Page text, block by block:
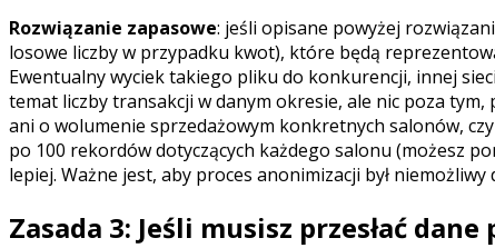
Rozwiązanie zapasowe: jeśli opisane powyżej
losowe liczby w przypadku kwot), które będą
Ewentualny wyciek takiego pliku do konkurencji, innej
temat liczby transakcji w danym okresie, ale nic poza
ani o wolumenie sprzedażowym konkretnych salonów,
po 100 rekordów dotyczących każdego salonu (możesz
lepiej. Ważne jest, aby proces anonimizacji był
Zasada 3: Jeśli musisz przesłać